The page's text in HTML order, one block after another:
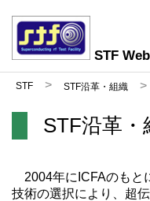
STF
STF STF沿革・組織
STF沿革・
2004年にICFAのもと
技術の選択により、超